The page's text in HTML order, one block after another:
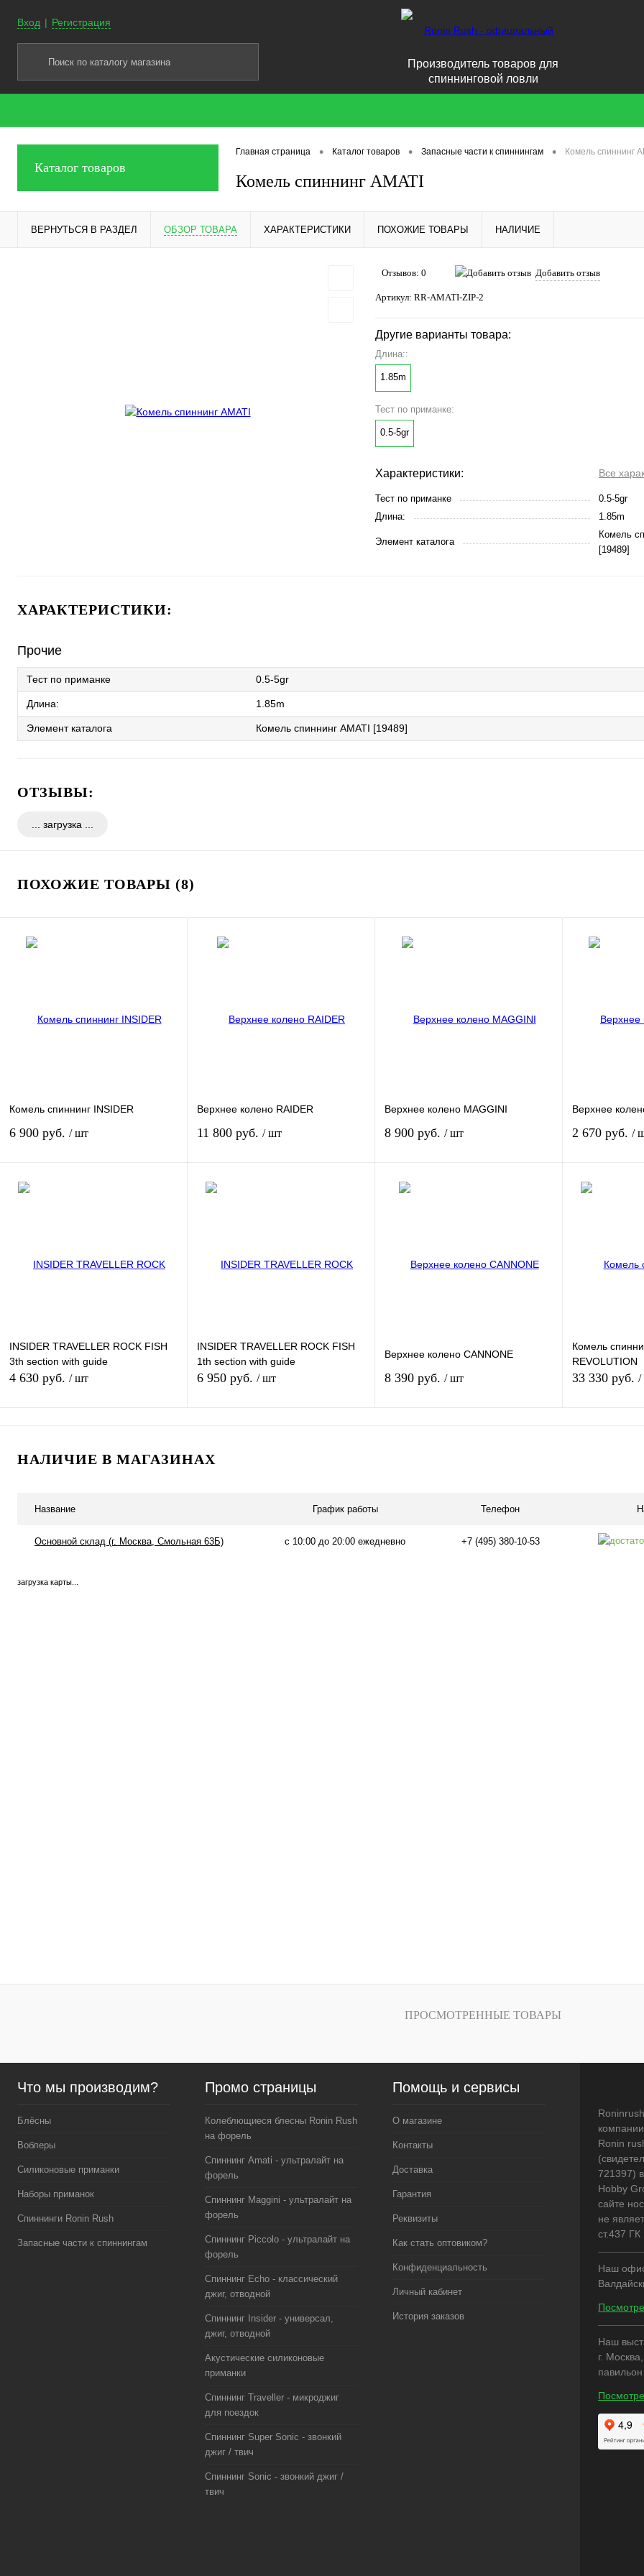
Вход Регистрация
Производитель товаров для
спиннинговой ловли
Каталог товаров
Главная страница • Каталог товаров • Запасные части к спиннингам • Комель спиннинг
Комель спиннинг AMATI
ВЕРНУТЬСЯ В РАЗДЕЛ ОБЗОР ТОВАРА ХАРАКТЕРИСТИКИ ПОХОЖИЕ ТОВАРЫ НАЛИЧИЕ
Отзывов: 0 Добавить отзыв
Артикул: RR-AMATI-ZIP-2
Другие варианты товара:
Длина::
1.85m
Тест по приманке:
0.5-5gr
Характеристики: Все
Тест по приманке
0.5-5gr
Длина:
1.85m
Элемент каталога
Комель
[19489]
ХАРАКТЕРИСТИКИ:
Прочие
Тест по приманке 0.5-5gr
Длина: 1.85m
Элемент каталога Комель спиннинг AMATI [19489]
ОТЗЫВЫ:
ПОХОЖИЕ ТОВАРЫ (8)
Комель спиннинг INSIDER
6 900 руб. / шт
наличии
Тест по приманке
10-35g
Верхнее колено RAIDER
11 800 руб. / шт
наличии
Тест по приманке
3-18g
Верхнее колено MAGGINI
8 900 руб. / шт
наличии
Верхнее
2 670 руб. /
Тест по
0.5-3gr
INSIDER TRAVELLER ROCK FISH
3th section with guide
4 630 руб. / шт
Тест по приманке
INSIDER TRAVELLER ROCK FISH
1th section with guide
6 950 руб. / шт
наличии
Верхнее колено CANNONE
8 390 руб. / шт
наличии
Комель
REVOLUTION
33 330 руб. /
НАЛИЧИЕ В МАГАЗИНАХ
Название График работы Телефон
Основной склад (г. Москва, Смольная 63Б) с 10:00 до 20:00 ежедневно +7 (495) 380-10-53
загрузка карты...
ПРОСМОТРЕННЫЕ ТОВАРЫ
Что мы производим?
Блёсны
Воблеры
Силиконовые приманки
Наборы приманок
Спиннинги Ronin Rush
Запасные части к спиннингам
Промо страницы
Колеблющиеся блесны Ronin Rush
на форель
Спиннинг Amati - ультралайт на
форель
Спиннинг Maggini - ультралайт на
форель
Спиннинг Piccolo - ультралайт на
форель
Спиннинг Echo - классический
джиг, отводной
Спиннинг Insider - универсал,
джиг, отводной
Акустические силиконовые
приманки
Спиннинг Traveller - микроджиг
для поездок
Спиннинг Super Sonic - звонкий
джиг / твич
Спиннинг Sonic - звонкий джиг /
твич
Помощь и сервисы
О магазине
Контакты
Доставка
Гарантия
Реквизиты
Как стать оптовиком?
Конфиденциальность
Личный кабинет
История заказов
Ronin
721397)
Hobby
сайте
не
ст.437
Наш
Наш
г.